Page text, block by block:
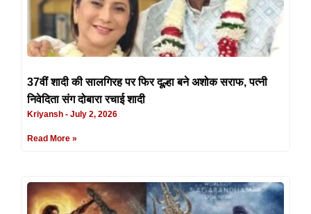
37वीं शादी की सालगिरह पर फिर दूल्हा बने अशोक सराफ, पत्नी
निवेदिता संग दोबारा रचाई शादी
Kriyansh July 2, 2026
Read More »